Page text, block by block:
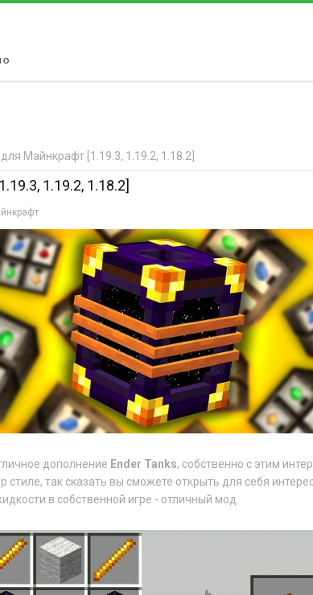
Регистрация
Майнкрафт [1.19.3, 1.19.2, 1.18.2]
1.19.2, 1.18.2]
дополнение Ender Tanks, собственно с этим
стиле, так сказать вы сможете открыть для себя
в собственной игре - отличный мод.